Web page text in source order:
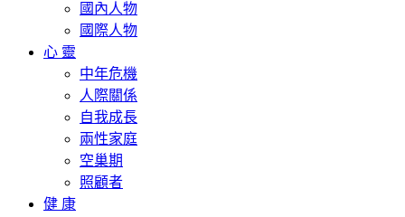
國內人物
國際人物
心 靈
中年危機
人際關係
自我成長
兩性家庭
空巢期
照顧者
健 康